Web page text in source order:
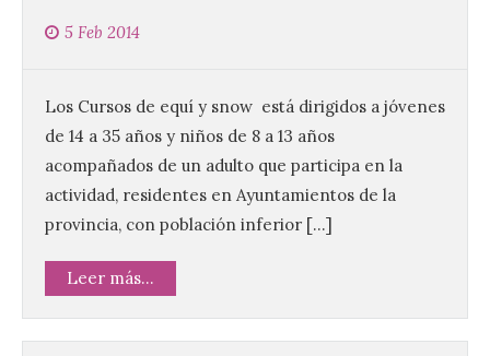
5 Feb 2014
Los Cursos de equí y snow está dirigidos a jóvenes
de 14 a 35 años y niños de 8 a 13 años
acompañados de un adulto que participa en la
actividad, residentes en Ayuntamientos de la
provincia, con población inferior […]
Leer más...